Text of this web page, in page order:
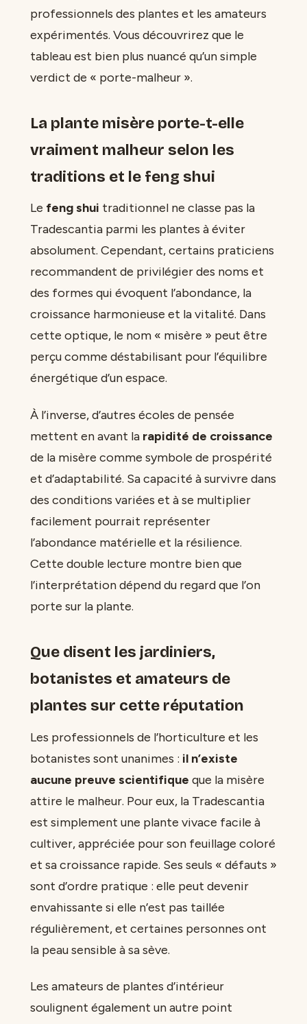
professionnels des plantes et les amateurs
expérimentés. Vous découvrirez que le
tableau est bien plus nuancé qu’un simple
verdict de « porte-malheur ».
La plante misère porte-t-elle
vraiment malheur selon les
traditions et le feng shui
Le feng shui traditionnel ne classe pas la
Tradescantia parmi les plantes à éviter
absolument. Cependant, certains praticiens
recommandent de privilégier des noms et
des formes qui évoquent l’abondance, la
croissance harmonieuse et la vitalité. Dans
cette optique, le nom « misère » peut être
perçu comme déstabilisant pour l’équilibre
énergétique d’un espace.
À l’inverse, d’autres écoles de pensée
mettent en avant la rapidité de croissance
de la misère comme symbole de prospérité
et d’adaptabilité. Sa capacité à survivre dans
des conditions variées et à se multiplier
facilement pourrait représenter
l’abondance matérielle et la résilience.
Cette double lecture montre bien que
l’interprétation dépend du regard que l’on
porte sur la plante.
Que disent les jardiniers,
botanistes et amateurs de
plantes sur cette réputation
Les professionnels de l’horticulture et les
botanistes sont unanimes : il n’existe
aucune preuve scientifique que la misère
attire le malheur. Pour eux, la Tradescantia
est simplement une plante vivace facile à
cultiver, appréciée pour son feuillage coloré
et sa croissance rapide. Ses seuls « défauts »
sont d’ordre pratique : elle peut devenir
envahissante si elle n’est pas taillée
régulièrement, et certaines personnes ont
la peau sensible à sa sève.
Les amateurs de plantes d’intérieur
soulignent également un autre point